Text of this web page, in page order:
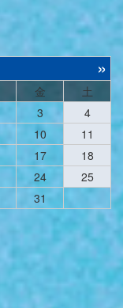
»
金
土
3
4
10
11
17
18
24
25
31